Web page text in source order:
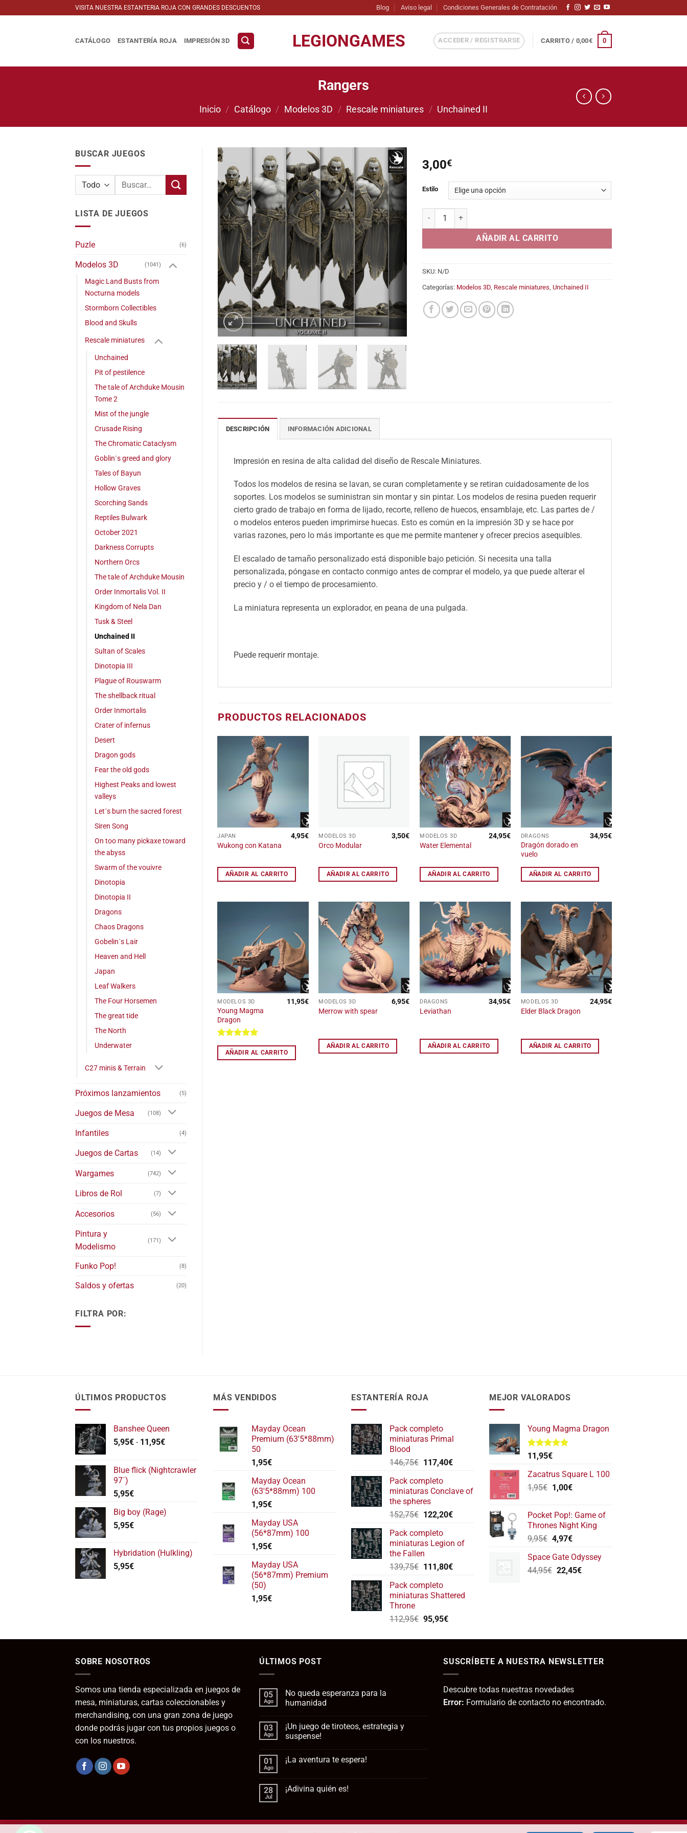
al
VISITA NUESTRA ESTANTERIA ROJA CON GRANDES DESCUENTOS Blog Aviso legal Condiciones Generales de Contratación
LEGIONGAMES
CATÁLOGO ESTANTERÍA ROJA IMPRESIÓN 3D ACCEDER / REGISTRARSE CARRITO / 0,00€ 0
Rangers
Inicio / Catálogo / Modelos 3D / Rescale miniatures / Unchained II
BUSCAR JUEGOS
Buscar
LISTA DE JUEGOS
Puzle (6)
Modelos 3D (1041)
Magic Land Busts from
Nocturna models
Stormborn Collectibles
Blood and Skulls
Rescale miniatures
Unchained
Pit of pestilence
The tale of Archduke Mousin
Tome 2
Mist of the jungle
Crusade Rising
The Chromatic Cataclysm
Goblin´s greed and glory
Tales of Bayun
Hollow Graves
Scorching Sands
Reptiles Bulwark
October 2021
Darkness Corrupts
Northern Orcs
The tale of Archduke Mousin
Order Inmortalis Vol. II
Kingdom of Nela Dan
Tusk & Steel
Unchained II
Sultan of Scales
Dinotopia III
Plague of Rouswarm
The shellback ritual
Order Inmortalis
Crater of infernus
Desert
Dragon gods
Fear the old gods
Highest Peaks and lowest
valleys
Let´s burn the sacred forest
Siren Song
On too many pickaxe toward
the abyss
Swarm of the vouivre
Dinotopia
Dinotopia II
Dragons
Chaos Dragons
Gobelin´s Lair
Heaven and Hell
Japan
Leaf Walkers
The Four Horsemen
The great tide
The North
Underwater
C27 minis & Terrain
Próximos lanzamientos (5)
Juegos de Mesa (108)
Infantiles (4)
Juegos de Cartas (14)
Wargames (742)
Libros de Rol (7)
Accesorios (56)
Pintura y
Modelismo
(171)
Funko Pop! (8)
Saldos y ofertas (20)
FILTRA POR:
Añadir
a la
lista de
deseos
3,00€
Estilo
Rangers cantidad
AÑADIR AL CARRITO
SKU: N/D
Categorías: Modelos 3D Rescale miniatures ,Unchained II
DESCRIPCIÓN INFORMACIÓN ADICIONAL
Impresión en resina de alta calidad del diseño de Rescale Miniatures.
Todos los modelos de resina se lavan, se curan completamente y se retiran cuidadosamente de los
soportes. Los modelos se suministran sin montar y sin pintar. Los modelos de resina pueden requerir
cierto grado de trabajo en forma de lijado, recorte, relleno de huecos, ensamblaje, etc. Las partes de /
o modelos enteros pueden imprimirse huecas. Esto es común en la impresión 3D y se hace por
varias razones, pero lo más importante es que me permite mantener y ofrecer precios asequibles.
El escalado de tamaño personalizado está disponible bajo petición. Si necesita una talla
personalizada, póngase en contacto conmigo antes de comprar el modelo, ya que puede alterar el
precio y / o el tiempo de procesamiento.
La miniatura representa un explorador, en peana de una pulgada.
Puede requerir montaje.
PRODUCTOS RELACIONADOS
JAPAN
Wukong con Katana
4,95€
AÑADIR AL CARRITO
Añadir
MODELOS 3D
Orco Modular
3,50€
AÑADIR AL CARRITO
Añadir
a la
lista
de
deseos
MODELOS 3D
Water Elemental
24,95€
AÑADIR AL CARRITO
Añadir
lista
de
deseos
DRAGONS
Dragón dorado en
vuelo
34,95€
AÑADIR AL CARRITO
a la
lista
deseos
MODELOS 3D
Young Magma
Dragon
Valorado
con5de 5
11,95€
AÑADIR AL CARRITO
deseos
MODELOS 3D
Merrow with spear
6,95€
AÑADIR AL CARRITO
Añadir
a la
lista
de
deseos
DRAGONS
Leviathan
34,95€
AÑADIR AL CARRITO
Añadir
a la
lista
de
deseos
MODELOS 3D
Elder Black Dragon
24,95€
AÑADIR AL CARRITO
ÚLTIMOS PRODUCTOS
Banshee Queen
5,95€ - 11,95€Rango
desde
Blue flick (Nightcrawler
97´)
5,95€
Big boy (Rage)
5,95€
Hybridation (Hulkling)
5,95€
MÁS VENDIDOS
Mayday Ocean
Premium (63'5*88mm)
50
1,95€
Mayday Ocean
(63'5*88mm) 100
1,95€
Mayday USA
(56*87mm) 100
1,95€
Mayday USA
(56*87mm) Premium
(50)
1,95€
ESTANTERÍA ROJA
Pack completo
miniaturas Primal
Blood
146,75€ El
original
era:
146,75€.
117,40€El
es:
Pack completo
miniaturas Conclave of
the spheres
152,75€ El
original
era:
152,75€.
122,20€El
es:
Pack completo
miniaturas Legion of
the Fallen
139,75€ El
original
era:
111,80€El
es:
Pack completo
miniaturas Shattered
Throne
112,95€ El
original
112,95€.
95,95€El
actual
95,95€.
MEJOR VALORADOS
Young Magma Dragon
Valorado
con
de 5
11,95€
Zacatrus Square L 100
1,95€ El
era:
1,95€.
1,00€El
es:
1,00€.
Pocket Pop!: Game of
Thrones Night King
9,95€ El
original
era:
4,97€El
actual
es:
Space Gate Odyssey
44,95€ El
22,45€El
SOBRE NOSOTROS
Somos una tienda especializada en juegos de
mesa, miniaturas, cartas coleccionables y
merchandising, con una gran zona de juego
donde podrás jugar con tus propios juegos o
con los nuestros.
ÚLTIMOS POST
05
Ago
No queda esperanza para la
humanidad
comentarios
en
No
para
la
03
Ago
¡Un juego de tiroteos, estrategia y
suspense!
comentarios
en
de
tiroteos,
01
Ago
¡La aventura te espera!
en
28
Jul
¡Adivina quién es!
en
¡Adivina
SUSCRÍBETE A NUESTRA NEWSLETTER
Descubre todas nuestras novedades
Error: Formulario de contacto no encontrado.